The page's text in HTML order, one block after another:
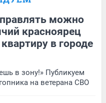
можно
красноярец
в городе
в зону!» Публикуем
на ветерана СВО